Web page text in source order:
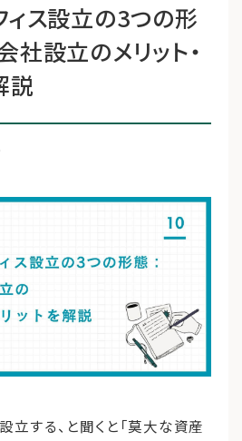
とは
録
ィス設立の3つの形
社設立のメリット・
説
立する、と聞くと「莫大な資産